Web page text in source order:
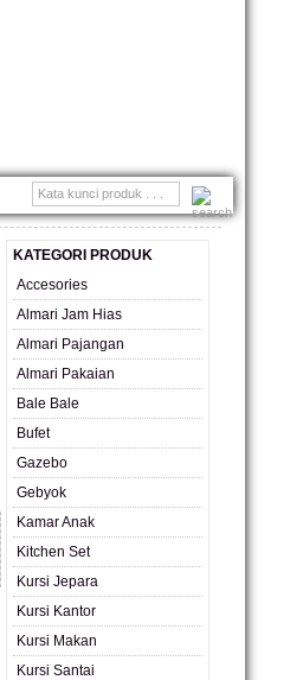
KATEGORI PRODUK
Accesories
Almari Jam Hias
Almari Pajangan
Almari Pakaian
Bale Bale
Bufet
Gazebo
Gebyok
Kamar Anak
Kitchen Set
Kursi Jepara
Kursi Kantor
Kursi Makan
Kursi Santai